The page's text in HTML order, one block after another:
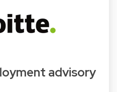
advisory